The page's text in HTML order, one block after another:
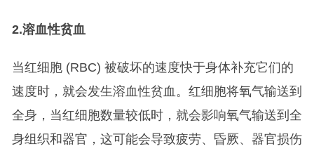
2.溶血性贫血
当红细胞 (RBC) 被破坏的速度快于身体补充它们的
速度时，就会发生溶血性贫血。红细胞将氧气输送到
全身，当红细胞数量较低时，就会影响氧气输送到全
身组织和器官，这可能会导致疲劳、昏厥、器官损伤